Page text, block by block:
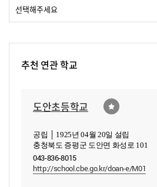
추천 연관 학교
도안초등학교
공립 │ 1925년 04월 20일 설립
충청북도 증평군 도안면 화성로 101
043-836-8015
http://school.cbe.go.kr/doan-e/M01